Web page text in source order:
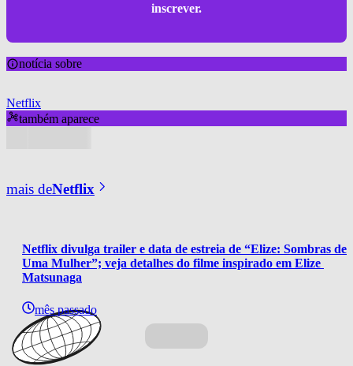
inscrever.
notícia sobre
Netflix
também aparece
mais deNetflix
Netflix divulga trailer e data de estreia de “Elize: Sombras de
Uma Mulher”; veja detalhes do filme inspirado em Elize
Matsunaga
mês passado